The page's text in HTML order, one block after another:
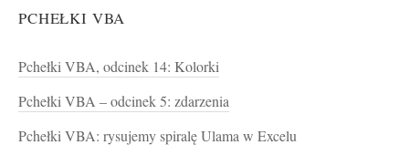
PCHEŁKI VBA
Pchełki VBA, odcinek 14: Kolorki
Pchełki VBA – odcinek 5: zdarzenia
Pchełki VBA: rysujemy spiralę Ulama w Excelu